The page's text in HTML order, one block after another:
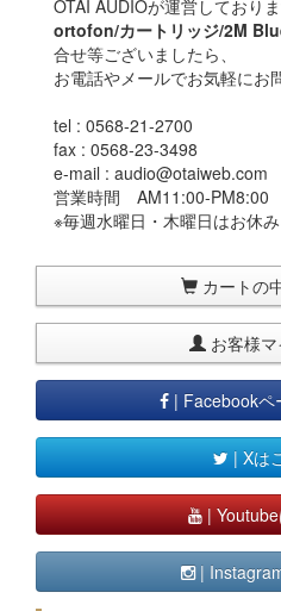
OTAI AUDIOが運営しておりま
ortofon/カートリッジ/2M
合せ等ございましたら、
お電話やメールでお気軽にお
tel : 0568-21-2700
fax : 0568-23-3498
e-mail : audio@otaiweb.com
営業時間 AM11:00-PM8:00
※毎週水曜日・木曜日はお休み
カートの
お客様
| Facebookペ
| Xは
|
|